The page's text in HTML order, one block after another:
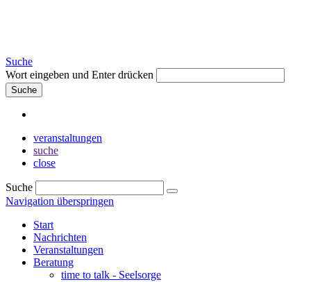
Suche
Wort eingeben und Enter drücken
Suche
veranstaltungen
suche
close
Suche
Navigation überspringen
Start
Nachrichten
Veranstaltungen
Beratung
time to talk - Seelsorge